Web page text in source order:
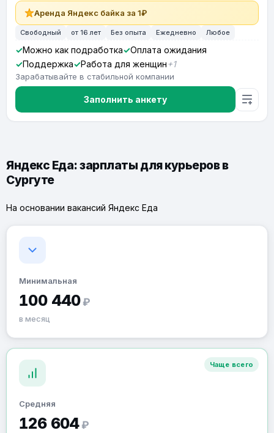
Аренда Яндекс байка за 1₽
Свободный от 16 лет Без опыта Ежедневно Любое
Можно как подработка
Оплата ожидания
Поддержка
Работа для женщин +1
Зарабатывайте в стабильной компании
Заполнить анкету
Яндекс Еда: зарплаты для курьеров в
Сургуте
На основании вакансий Яндекс Еда
Минимальная
100 440 ₽
в месяц
Чаще всего
Средняя
126 604 ₽